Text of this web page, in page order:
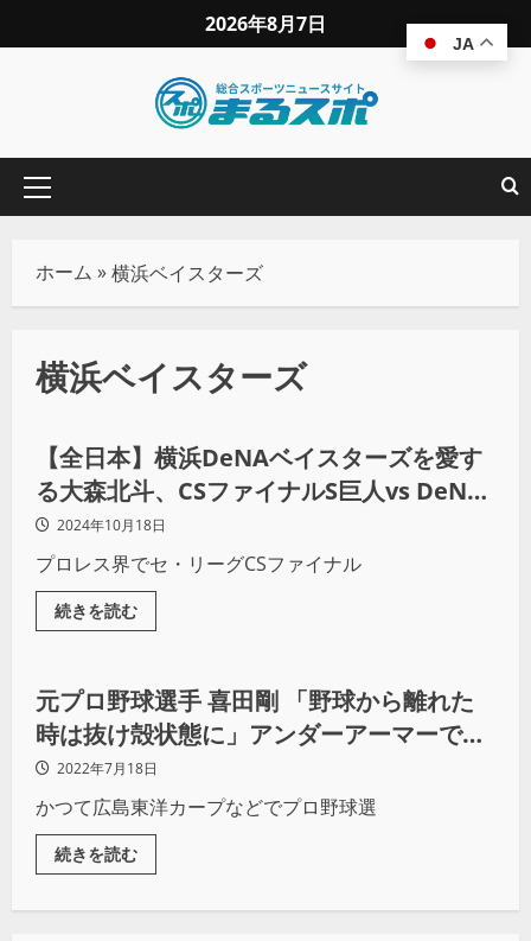
2026年8月7日
ホーム »横浜ベイスターズ
横浜ベイスターズ
野球
【全日本】横浜DeNAベイスターズを愛す
る大森北斗、CSファイナルS巨人vs DeNA
第3戦を大胆予想！
2024年10月18日
プロレス界でセ・リーグCSファイナル
続きを読む
スポーツビジネス
元プロ野球選手 喜田剛 「野球から離れた
時は抜け殻状態に」アンダーアーマーでの
再起とこれまでの道のり
2022年7月18日
かつて広島東洋カープなどでプロ野球選
続きを読む
JA